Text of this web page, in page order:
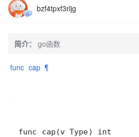
bzf4tpxf3rljg
简介： go函数
func cap ¶
func cap(v Type) int